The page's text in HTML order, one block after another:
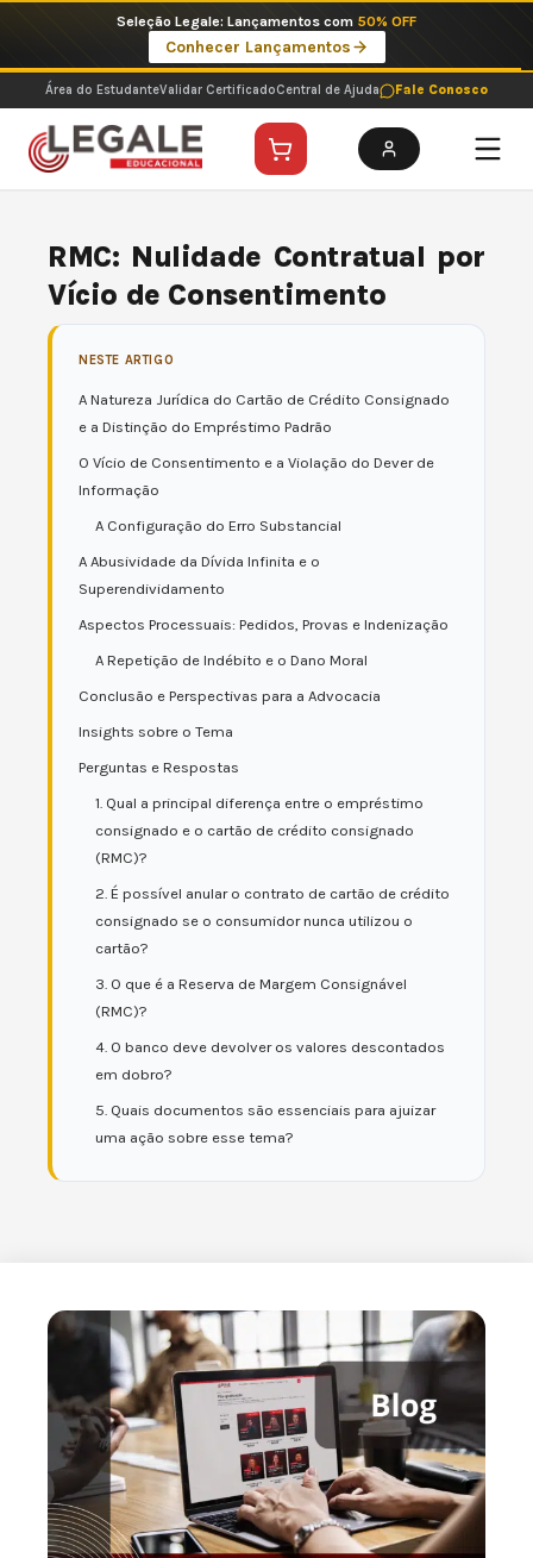
o
conteúdo
Imperdíveis no Pix: Pós Selecionadas a 199 reais no pix em parcela única
Ver ofertas
Área do EstudanteValidar CertificadoCentral de Ajuda Fale Conosco
RMC: Nulidade Contratual por
Vício de Consentimento
NESTE ARTIGO
A Natureza Jurídica do Cartão de Crédito Consignado
e a Distinção do Empréstimo Padrão
O Vício de Consentimento e a Violação do Dever de
Informação
A Configuração do Erro Substancial
A Abusividade da Dívida Infinita e o
Superendividamento
Aspectos Processuais: Pedidos, Provas e Indenização
A Repetição de Indébito e o Dano Moral
Conclusão e Perspectivas para a Advocacia
Insights sobre o Tema
Perguntas e Respostas
1. Qual a principal diferença entre o empréstimo
consignado e o cartão de crédito consignado
(RMC)?
2. É possível anular o contrato de cartão de crédito
consignado se o consumidor nunca utilizou o
cartão?
3. O que é a Reserva de Margem Consignável
(RMC)?
4. O banco deve devolver os valores descontados
em dobro?
5. Quais documentos são essenciais para ajuizar
uma ação sobre esse tema?